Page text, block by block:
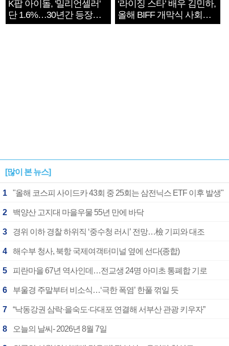
K팝 아이돌, '밀리언셀러'
단 1.6%…30년간 등장
1182개팀 전수조사
‘라이징 스타’ 배우 김민하,
올해 BIFF 개막식 사회자
확정
[많이 본 뉴스]
1 "올해 코스피 사이드카 43회 중 25회는 삼전닉스 ETF 이후 발생"
2 백양산 고지대 마을우물 55년 만에 바닥
3 경위 이하 경찰 하위직 ‘중수청 러시’ 전망…檢 기피와 대조
4 해수부 청사, 북항 국제여객터미널 옆에 선다(종합)
5 피란마을 67년 역사인데…전교생 24명 아미초 통폐합 기로
6 부울경 주말부터 비소식…‘극한 폭염’ 한풀 꺾일 듯
7 “낙동강권 삼락·을숙도·다대포 연결해 서부산 관광 키우자”
8 오늘의 날씨- 2026년 8월 7일